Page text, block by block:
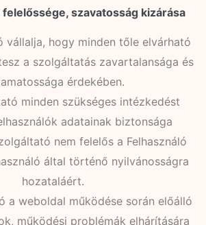
szavatosság kizárása
vállalja, hogy minden tőle elvárható
a szolgáltatás zavartalansága és
érdekében.
minden szükséges intézkedést
adatainak biztonsága
nem felelős a Felhasználó
által történő nyilvánosságra
hozataláért.
a weboldal működése során előálló
működési problémák elhárítására